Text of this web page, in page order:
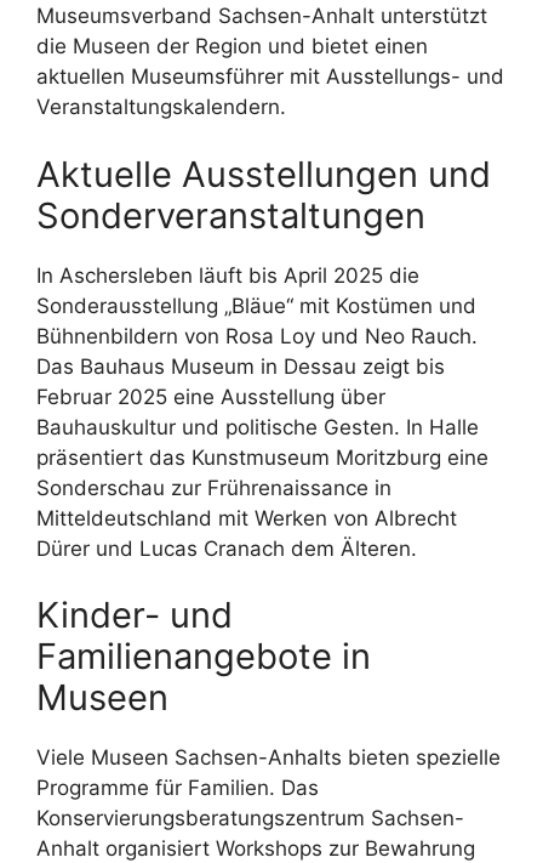
Museumsverband Sachsen-Anhalt unterstützt
die Museen der Region und bietet einen
aktuellen Museumsführer mit Ausstellungs- und
Veranstaltungskalendern.
Aktuelle Ausstellungen und
Sonderveranstaltungen
In Aschersleben läuft bis April 2025 die
Sonderausstellung „Bläue“ mit Kostümen und
Bühnenbildern von Rosa Loy und Neo Rauch.
Das Bauhaus Museum in Dessau zeigt bis
Februar 2025 eine Ausstellung über
Bauhauskultur und politische Gesten. In Halle
präsentiert das Kunstmuseum Moritzburg eine
Sonderschau zur Frührenaissance in
Mitteldeutschland mit Werken von Albrecht
Dürer und Lucas Cranach dem Älteren.
Kinder- und
Familienangebote in
Museen
Viele Museen Sachsen-Anhalts bieten spezielle
Programme für Familien. Das
Konservierungsberatungszentrum Sachsen-
Anhalt organisiert Workshops zur Bewahrung